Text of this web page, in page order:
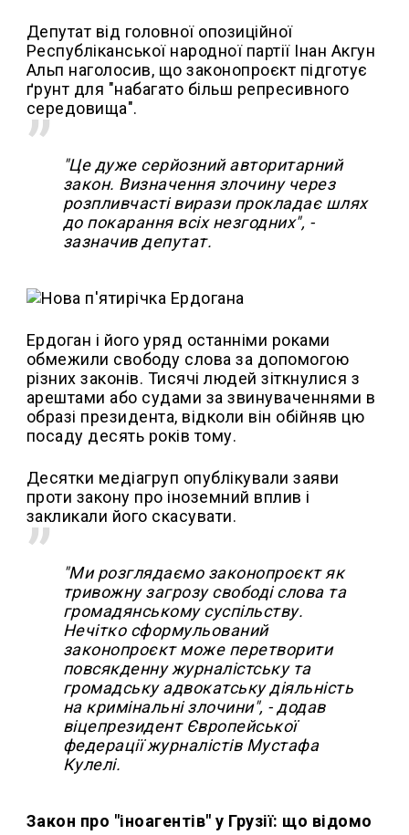
Депутат від головної опозиційної
Республіканської народної партії Інан Акгун
Альп наголосив, що законопроєкт підготує
ґрунт для "набагато більш репресивного
середовища".
"Це дуже серйозний авторитарний
закон. Визначення злочину через
розпливчасті вирази прокладає шлях
до покарання всіх незгодних", -
зазначив депутат.
Ердоган і його уряд останніми роками
обмежили свободу слова за допомогою
різних законів. Тисячі людей зіткнулися з
арештами або судами за звинуваченнями в
образі президента, відколи він обійняв цю
посаду десять років тому.
Десятки медіагруп опублікували заяви
проти закону про іноземний вплив і
закликали його скасувати.
"Ми розглядаємо законопроєкт як
тривожну загрозу свободі слова та
громадянському суспільству.
Нечітко сформульований
законопроєкт може перетворити
повсякденну журналістську та
громадську адвокатську діяльність
на кримінальні злочини", - додав
віцепрезидент Європейської
федерації журналістів Мустафа
Кулелі.
Закон про "іноагентів" у Грузії: що відомо